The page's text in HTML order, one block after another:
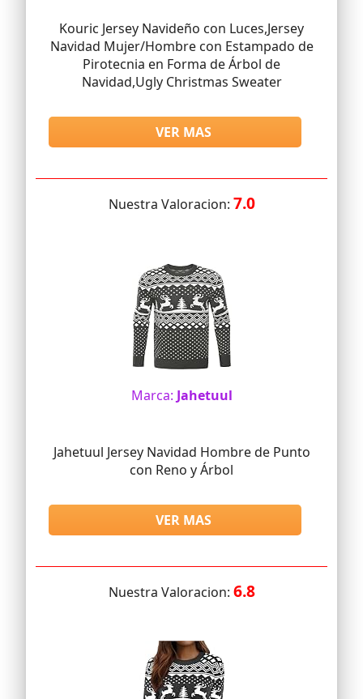
Kouric Jersey Navideño con Luces,Jersey
Navidad Mujer/Hombre con Estampado de
Pirotecnia en Forma de Árbol de
Navidad,Ugly Christmas Sweater
VER MAS
Nuestra Valoracion: 7.0
Marca: Jahetuul
Jahetuul Jersey Navidad Hombre de Punto
con Reno y Árbol
VER MAS
Nuestra Valoracion: 6.8